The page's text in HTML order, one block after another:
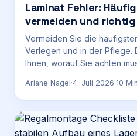
Laminat Fehler:
vermeiden und
Vermeiden Sie die
Verlegen und in der Pflege.
Ihnen, worauf Sie achten
verlängern.
Ariane Nagel·4. Juli 2026·10